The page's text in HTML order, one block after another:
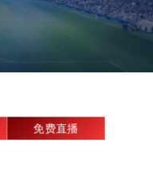
免费直播